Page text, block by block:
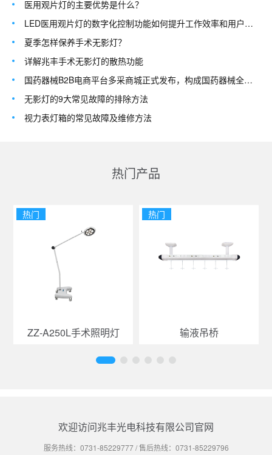
医用观片灯的主要优势是什么？
LED医用观片灯的数字化控制功能如何提升工作效率和用户体验？
夏季怎样保养手术无影灯？
详解兆丰手术无影灯的散热功能
国药器械B2B电商平台多采商城正式发布，构成国药器械全产业链医疗器械综合服
无影灯的9大常见故障的排除方法
视力表灯箱的常见故障及维修方法
热门产品
热门
ZZ-A250L手术照明灯
热门
输液吊桥
欢迎访问兆丰光电科技有限公司官网
服务热线： 0731-85229777/ 售后热线： 0731-85229796